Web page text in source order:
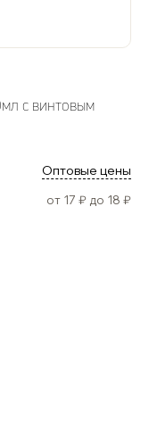
с винтовым
Оптовые цены
от 17 ₽ до 18 ₽